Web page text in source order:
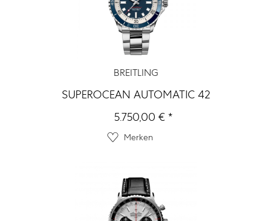
BREITLING
SUPEROCEAN AUTOMATIC 42
5.750,00 € *
Merken